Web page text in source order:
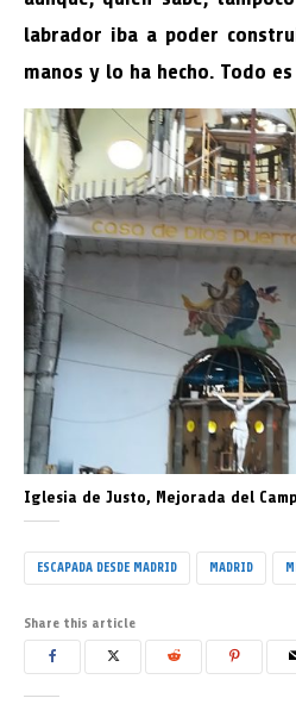
labrador iba a poder
manos y lo ha hecho. Todo
Iglesia de Justo, Mejorada del
ESCAPADA DESDE MADRID MADRID
Share this article